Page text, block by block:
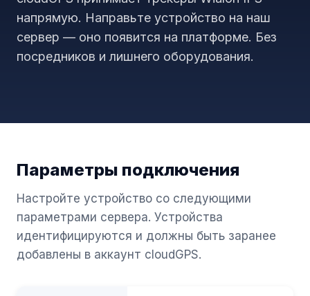
напрямую. Направьте устройство на наш
сервер — оно появится на платформе. Без
посредников и лишнего оборудования.
Параметры подключения
Настройте устройство со следующими
параметрами сервера. Устройства
идентифицируются и должны быть заранее
добавлены в аккаунт cloudGPS.